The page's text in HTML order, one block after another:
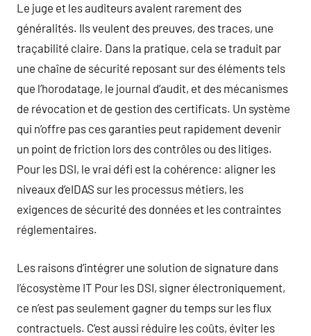
Le juge et les auditeurs avalent rarement des
généralités. Ils veulent des preuves, des traces, une
traçabilité claire. Dans la pratique, cela se traduit par
une chaîne de sécurité reposant sur des éléments tels
que l’horodatage, le journal d’audit, et des mécanismes
de révocation et de gestion des certificats. Un système
qui n’offre pas ces garanties peut rapidement devenir
un point de friction lors des contrôles ou des litiges.
Pour les DSI, le vrai défi est la cohérence: aligner les
niveaux d’eIDAS sur les processus métiers, les
exigences de sécurité des données et les contraintes
réglementaires.
Les raisons d’intégrer une solution de signature dans
l’écosystème IT Pour les DSI, signer électroniquement,
ce n’est pas seulement gagner du temps sur les flux
contractuels. C’est aussi réduire les coûts, éviter les